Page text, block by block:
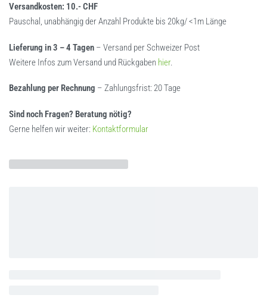
Versandkosten: 10.- CHF
Pauschal, unabhängig der Anzahl Produkte bis 20kg/ <1m Länge
Lieferung in 3 – 4 Tagen – Versand per Schweizer Post
Weitere Infos zum Versand und Rückgaben hier.
Bezahlung per Rechnung – Zahlungsfrist: 20 Tage
Sind noch Fragen? Beratung nötig?
Gerne helfen wir weiter: Kontaktformular